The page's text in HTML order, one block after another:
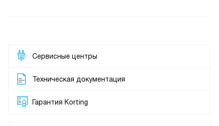
Сервисные центры
Техническая документация
Гарантия Korting